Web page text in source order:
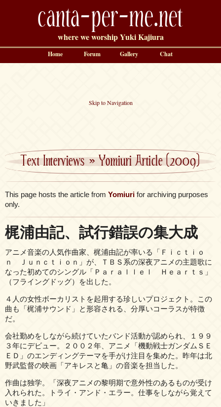
canta-per-me.net
where we worship Yuki Kajiura
Skip to Navigation
Text Interviews»Yomiuri Article (2009)
This page hosts the article from Yomiuri for archiving purposes
only.
梶浦由記、試行錯誤の集大成
アニメ音楽の人気作曲家、梶浦由記が率いる「Ｆｉｃｔｉｏ
ｎ Ｊｕｎｃｔｉｏｎ」が、ＴＢＳ系の深夜アニメの主題歌に
なった初めてのシングル「Ｐａｒａｌｌｅｌ Ｈｅａｒｔｓ」
（フライングドッグ）を出した。
４人の女性ボーカリストを起用する珍しいプロジェクト。この
曲も「梶浦サウンド」と形容される、分厚いコーラスが特徴
だ。
会社勤めをしながら続けていたバンド活動が認められ、１９９
３年にデビュー。２００２年、アニメ「機動戦士ガンダムＳＥ
ＥＤ」のエンディングテーマを手がけ注目を集めた。昨年は北
野武監督の映画「アキレスと亀」の音楽を担当した。
作曲は独学。「深夜アニメの黎明期で意外性のあるものが受け
入れられた。トライ・アンド・エラー。仕事をしながら覚えて
いきました」
Home Forum Gallery Chat